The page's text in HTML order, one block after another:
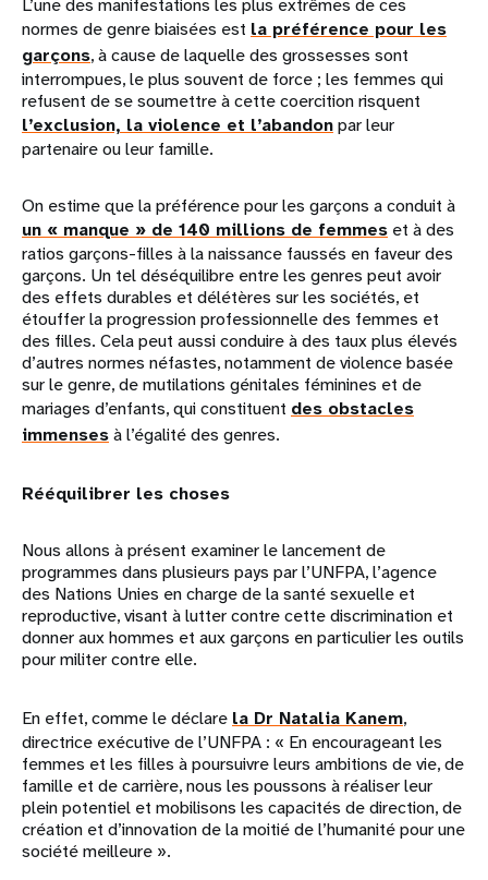
L’une des manifestations les plus extrêmes de ces
normes de genre biaisées est la préférence pour les
garçons, à cause de laquelle des grossesses sont
interrompues, le plus souvent de force ; les femmes qui
refusent de se soumettre à cette coercition risquent
l’exclusion, la violence et l’abandonpar leur
partenaire ou leur famille.
On estime que la préférence pour les garçons a conduit à
un « manque » de 140 millions de femmes et à des
ratios garçons-filles à la naissance faussés en faveur des
garçons. Un tel déséquilibre entre les genres peut avoir
des effets durables et délétères sur les sociétés, et
étouffer la progression professionnelle des femmes et
des filles. Cela peut aussi conduire à des taux plus élevés
d’autres normes néfastes, notamment de violence basée
sur le genre, de mutilations génitales féminines et de
mariages d’enfants, qui constituent des obstacles
immensesà l’égalité des genres.
Rééquilibrer les choses
Nous allons à présent examiner le lancement de
programmes dans plusieurs pays par l’UNFPA, l’agence
des Nations Unies en charge de la santé sexuelle et
reproductive, visant à lutter contre cette discrimination et
donner aux hommes et aux garçons en particulier les outils
pour militer contre elle.
En effet, comme le déclare la Dr Natalia Kanem,
directrice exécutive de l’UNFPA : « En encourageant les
femmes et les filles à poursuivre leurs ambitions de vie, de
famille et de carrière, nous les poussons à réaliser leur
plein potentiel et mobilisons les capacités de direction, de
création et d’innovation de la moitié de l’humanité pour une
société meilleure ».